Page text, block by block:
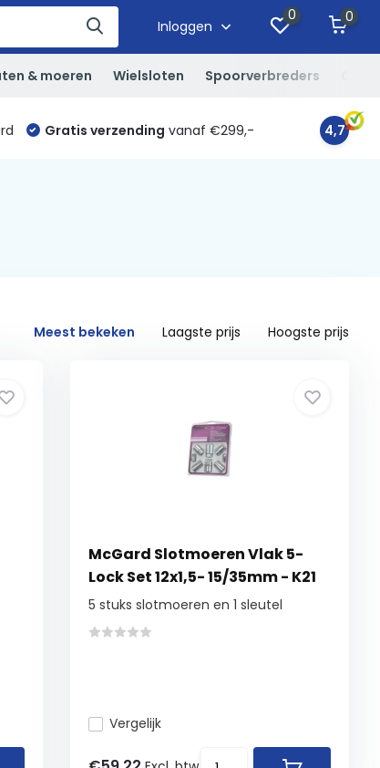
Inloggen
0 0
& moeren Wielsloten Spoorverbreders
Gratis verzending vanaf €299,- 4,7
Meest bekeken Laagste prijs Hoogste prijs
McGard Slotmoeren Vlak 5-
Lock Set 12x1,5- 15/35mm - K21
5 stuks slotmoeren en 1 sleutel
Vergelijk